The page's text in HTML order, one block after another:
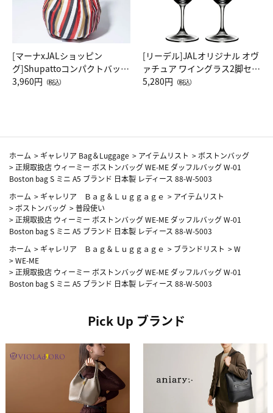
[マーナxJALショッピン
グ]Shupattoコンパクトバッグ
Drop JAL客室乗務員（LC）ス
3,960円 （税込）
[リーデル]JALオリジナル オヴ
ァチュア ワイングラス2脚セッ
ト（レッドワイン）
5,280円 （税込）
ホーム > ギャレリア Bag＆Luggage > アイテムリスト > ボストンバッグ
> 正規取扱店 ウィーミー ボストンバッグ WE-ME ダッフルバッグ W-01
Boston bag S ミニ A5 ブランド 日本製 レディース 88-W-5003
ホーム > ギャレリア Ｂａｇ＆Ｌｕｇｇａｇｅ > アイテムリスト
> ボストンバッグ >普段使い
> 正規取扱店 ウィーミー ボストンバッグ WE-ME ダッフルバッグ W-01
Boston bag S ミニ A5 ブランド 日本製 レディース 88-W-5003
ホーム > ギャレリア Ｂａｇ＆Ｌｕｇｇａｇｅ > ブランドリスト >W
>WE-ME
> 正規取扱店 ウィーミー ボストンバッグ WE-ME ダッフルバッグ W-01
Boston bag S ミニ A5 ブランド 日本製 レディース 88-W-5003
Pick Up ブランド